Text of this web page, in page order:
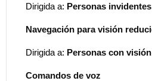
Dirigida a: Personas invidentes
Navegación para visión
Dirigida a: Personas con
Comandos de voz